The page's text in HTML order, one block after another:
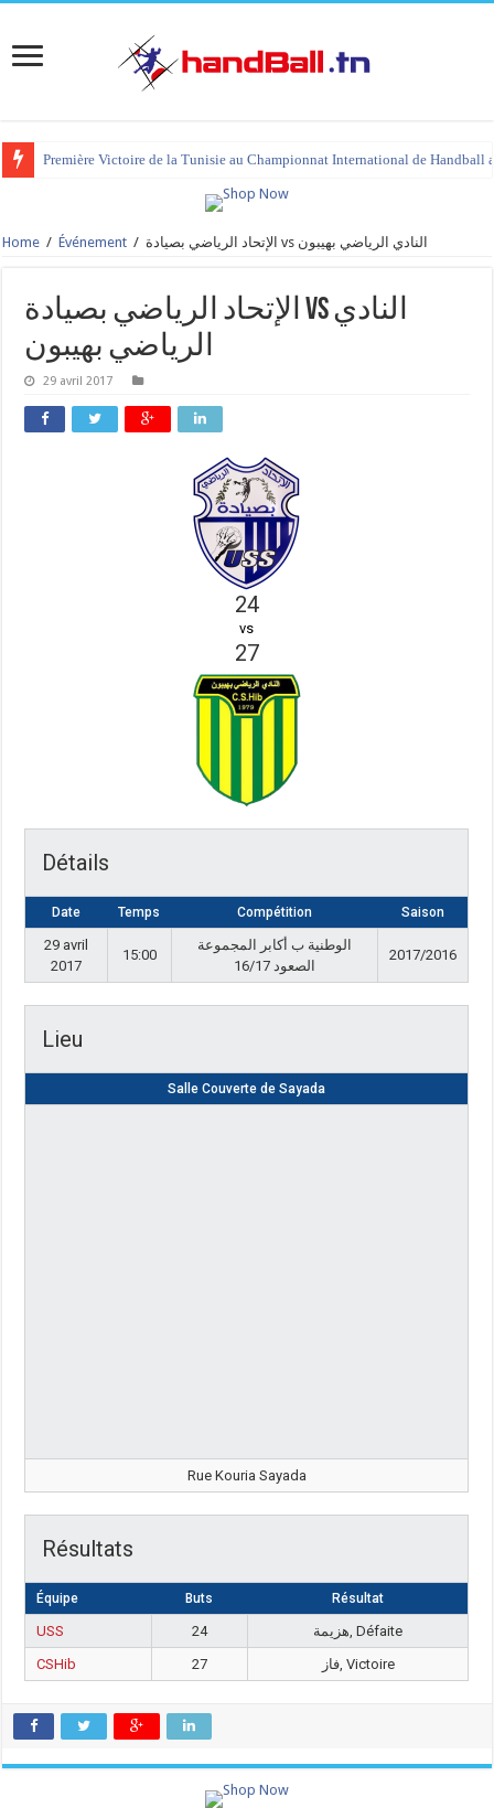
Première Victoire de la Tunisie au Championnat International de Handball
Home / Événement / الإتحاد الرياضي بصيادة vs النادي الرياضي بهيبون
الإتحاد الرياضي بصيادة vs النادي
الرياضي بهيبون
29 avril 2017
24
vs
27
Détails
Date Temps Compétition Saison
29 avril
2017
15:00
الوطنية ب أكابر المجموعة
الصعود 16/17
2017/2016
Lieu
Salle Couverte de Sayada
Rue Kouria Sayada
Résultats
Équipe Buts Résultat
USS 24
هزيمة, Défaite
CSHib
27 فاز, Victoire